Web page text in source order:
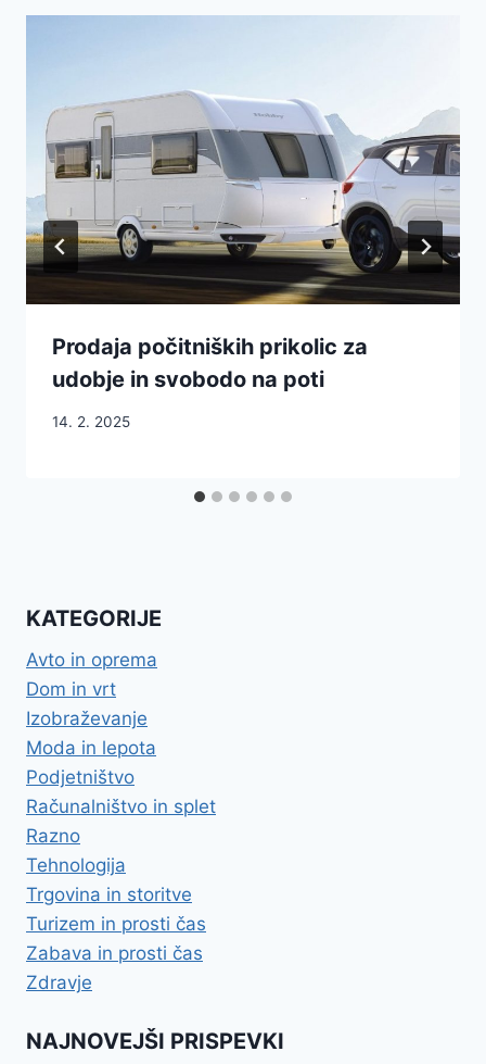
Prodaja počitniških prikolic za
udobje in svobodo na poti
14. 2. 2025
KATEGORIJE
Avto in oprema
Dom in vrt
Izobraževanje
Moda in lepota
Podjetništvo
Računalništvo in splet
Razno
Tehnologija
Trgovina in storitve
Turizem in prosti čas
Zabava in prosti čas
Zdravje
NAJNOVEJŠI PRISPEVKI